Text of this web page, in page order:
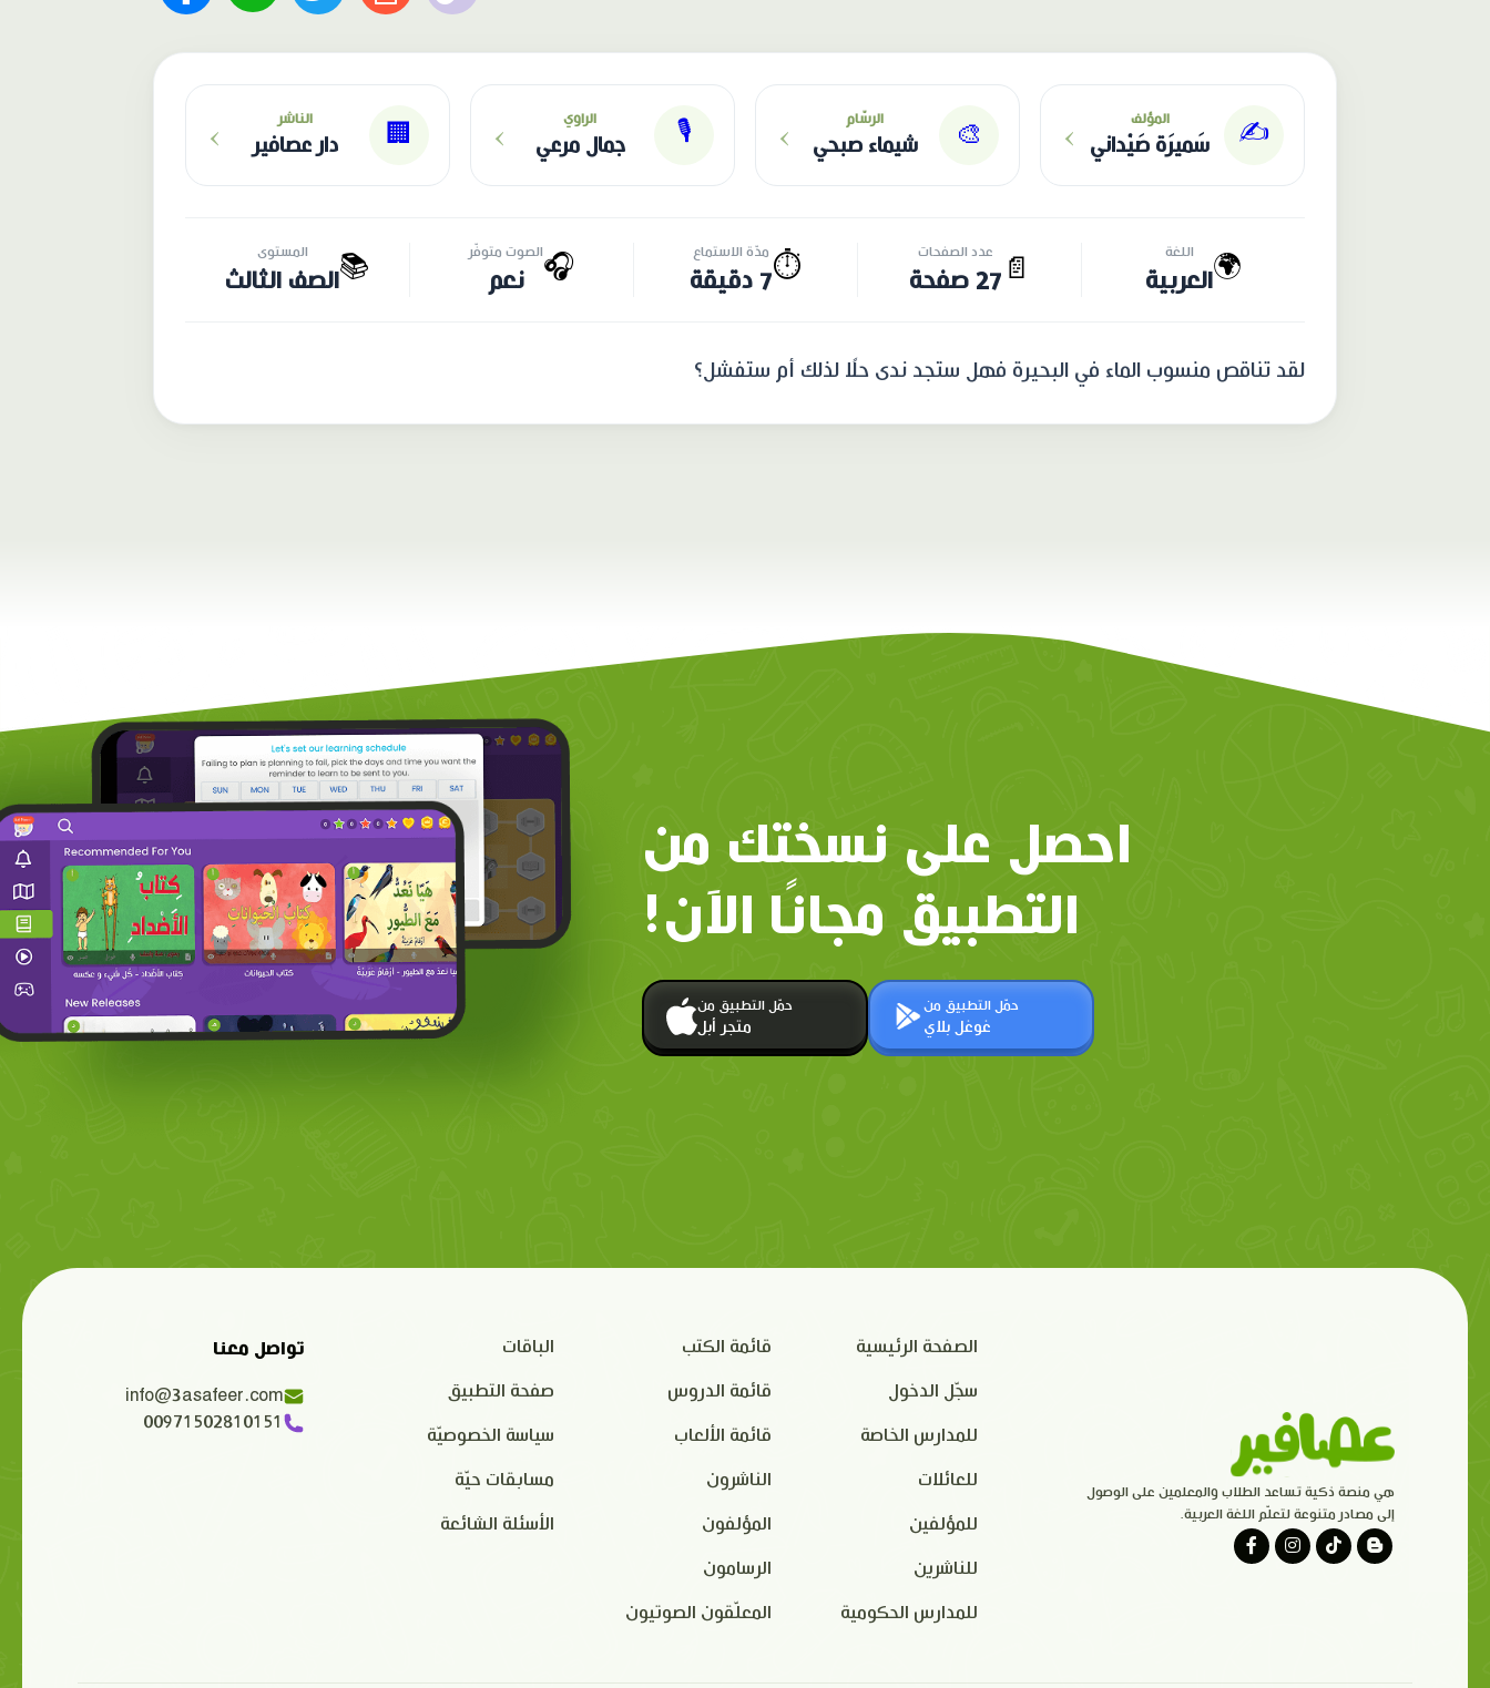
✍️ المؤلف
سَميرَة صَيْداني ›
🎨
الرسّام
شيماء صبحي ›
🎙 الراوي
جمال مرعي ›
🏢
الناشر
دار عصافير ›
🌍 اللغة
العربية 📄
عدد الصفحات
27 صفحة ⏱️ مدّة الاستماع
7 دقيقة 🎧الصوت متوفّر
نعم 📚 المستوى
الصف الثالث
لقد تناقص منسوب الماء في البحيرة فهل ستجد ندى حلًا لذلك أم ستفشل؟
احصل على نسختك من
التطبيق مجانًا الآن!
حمّل التطبيق من
متجر أبل
حمّل التطبيق من
غوغل بلاي
هي منصة ذكية تساعد الطلاب والمعلمين على الوصول
إلى مصادر متنوعة لتعلّم اللغة العربية.
الصفحة الرئيسية
سجّل الدخول
للمدارس الخاصة
للعائلات
للمؤلفين
للناشرين
للمدارس الحكومية
قائمة الكتب
قائمة الدروس
قائمة الألعاب
الناشرون
المؤلفون
الرسامون
المعلّقون الصوتيون
الباقات
صفحة التطبيق
سياسة الخصوصيّة
مسابقات حيّة
الأسئلة الشائعة
تواصل معنا
info@3asafeer.com
00971502810151